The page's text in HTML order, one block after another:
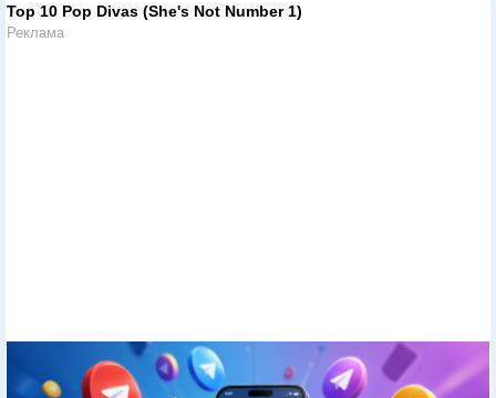
Top 10 Pop Divas (She's Not Number 1)
Реклама